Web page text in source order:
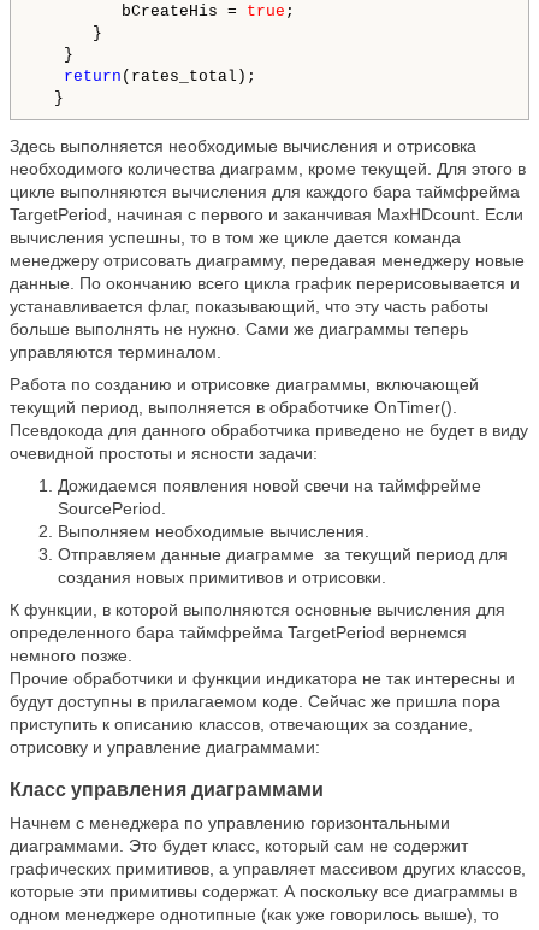
bCreateHis = true ;
}
}
return (rates_total);
}
Здесь выполняется необходимые вычисления и отрисовка
необходимого количества диаграмм, кроме текущей. Для этого в
цикле выполняются вычисления для каждого бара таймфрейма
TargetPeriod, начиная с первого и заканчивая MaxHDcount. Если
вычисления успешны, то в том же цикле дается команда
менеджеру отрисовать диаграмму, передавая менеджеру новые
данные. По окончанию всего цикла график перерисовывается и
устанавливается флаг, показывающий, что эту часть работы
больше выполнять не нужно. Сами же диаграммы теперь
управляются терминалом.
Работа по созданию и отрисовке диаграммы, включающей
текущий период, выполняется в обработчике OnTimer().
Псевдокода для данного обработчика приведено не будет в виду
очевидной простоты и ясности задачи:
Дожидаемся появления новой свечи на таймфрейме
SourcePeriod.
Выполняем необходимые вычисления.
Отправляем данные диаграмме за текущий период для
создания новых примитивов и отрисовки.
К функции, в которой выполняются основные вычисления для
определенного бара таймфрейма TargetPeriod вернемся
немного позже.
Прочие обработчики и функции индикатора не так интересны и
будут доступны в прилагаемом коде. Сейчас же пришла пора
приступить к описанию классов, отвечающих за создание,
отрисовку и управление диаграммами:
Класс управления диаграммами
Начнем с менеджера по управлению горизонтальными
диаграммами. Это будет класс, который сам не содержит
графических примитивов, а управляет массивом других классов,
которые эти примитивы содержат. А поскольку все диаграммы в
одном менеджере однотипные (как уже говорилось выше), то